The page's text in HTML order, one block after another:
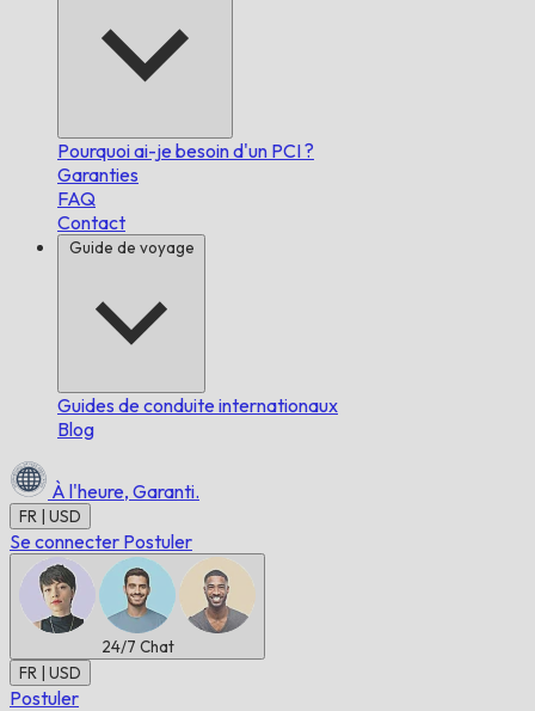
Pourquoi ai-je besoin d'un PCI ?
Garanties
FAQ
Contact
Guide de voyage
Guides de conduite internationaux
Blog
À l'heure, Garanti.
FR | USD
Se connecter Postuler
24/7 Chat
FR | USD
Postuler